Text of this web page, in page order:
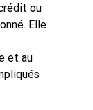
ou
Elle
et au